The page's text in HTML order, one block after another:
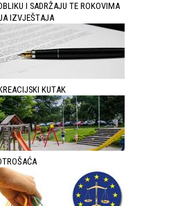
I SADRŽAJU TE ROKOVIMA
IZVJEŠTAJA
KUTAK